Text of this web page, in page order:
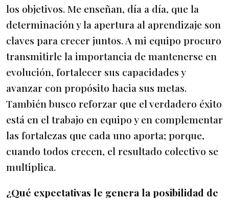
los objetivos. Me enseñan, día a día, que la
determinación y la apertura al aprendizaje son
claves para crecer juntos. A mi equipo procuro
transmitirle la importancia de mantenerse en
evolución, fortalecer sus capacidades y
avanzar con propósito hacia sus metas.
También busco reforzar que el verdadero éxito
está en el trabajo en equipo y en complementar
las fortalezas que cada uno aporta; porque,
cuando todos crecen, el resultado colectivo se
multiplica.
¿Qué expectativas le genera la posibilidad de